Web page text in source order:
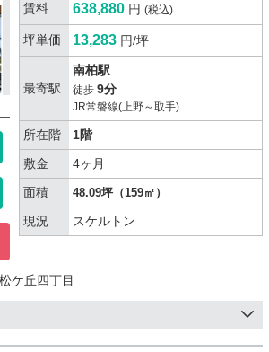
賃料 638,880 円 (税込)
坪単価 13,283 円/坪
最寄駅
南柏駅
徒歩 9分
JR常磐線(上野～取手)
所在階
1階
敷金
4ヶ月
面積
48.09坪（159㎡）
現況 スケルトン
ケ丘四丁目